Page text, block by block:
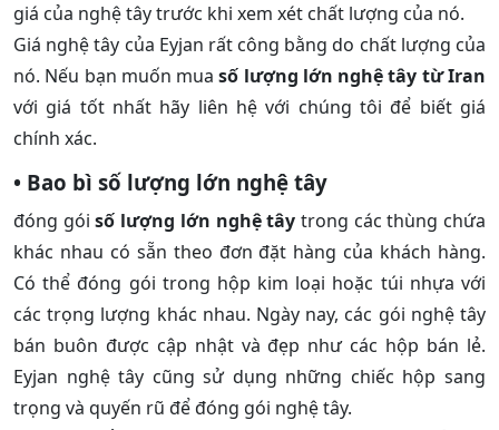
giá của nghệ tây trước khi xem xét chất lượng của nó.
Giá nghệ tây của Eyjan rất công bằng do chất lượng của
nó. Nếu bạn muốn muasố lượng lớn nghệ tây từ Iran
với giá tốt nhất hãy liên hệ với chúng tôi để biết giá
chính xác.
• Bao bì số lượng lớn nghệ tây
đóng góisố lượng lớn nghệ tây trong các thùng chứa
khác nhau có sẵn theo đơn đặt hàng của khách hàng.
Có thể đóng gói trong hộp kim loại hoặc túi nhựa với
các trọng lượng khác nhau. Ngày nay, các gói nghệ tây
bán buôn được cập nhật và đẹp như các hộp bán lẻ.
Eyjan nghệ tây cũng sử dụng những chiếc hộp sang
trọng và quyến rũ để đóng gói nghệ tây.